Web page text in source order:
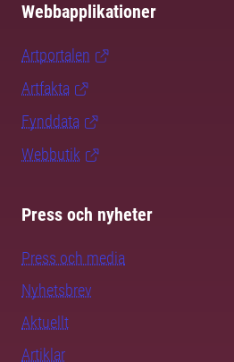
Webbapplikationer
Artportalen
Artfakta
Fynddata
Webbutik
Press och nyheter
Press och media
Nyhetsbrev
Aktuellt
Artiklar